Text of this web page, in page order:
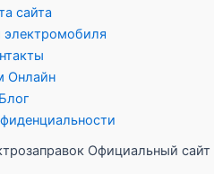
сайта
электромобиля
Онлайн
Блог
Официальный сайт